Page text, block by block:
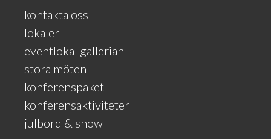
kontakta oss
lokaler
eventlokal gallerian
stora möten
konferenspaket
konferensaktiviteter
julbord & show